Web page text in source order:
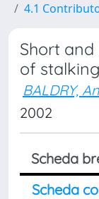
4.1
Short
of
BALDRY,
2002
Scheda
Scheda